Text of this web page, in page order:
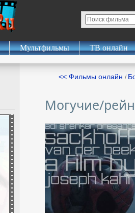
Мультфильмы ТВ онлайн
<< Фильмы онлайн /
Могучие/